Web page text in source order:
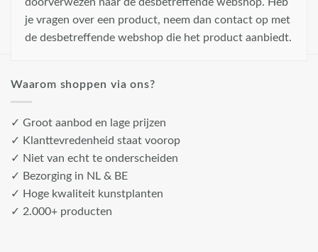
je vragen over een product, neem dan contact op met
de desbetreffende webshop die het product aanbiedt.
Waarom shoppen via ons?
✓ Groot aanbod en lage prijzen
✓ Klanttevredenheid staat voorop
✓ Niet van echt te onderscheiden
✓ Bezorging in NL & BE
✓ Hoge kwaliteit kunstplanten
✓ 2.000+ producten